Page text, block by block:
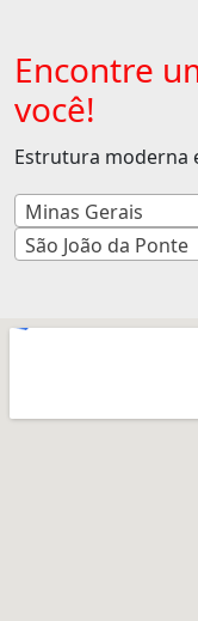
Encontre
você!
Estrutura moderna
Minas Gerais
São João da Ponte